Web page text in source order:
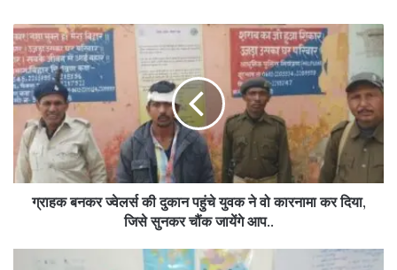
ग्राहक बनकर ज्वेलर्स की दुकान पहुंचे युवक ने वो कारनामा कर दिया,
जिसे सुनकर चौंक जायेंगे आप..